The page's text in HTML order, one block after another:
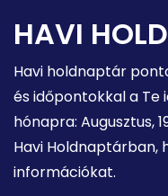
HAVI
Havi holdnaptár
és időpontokkal a Te
hónapra: Augusztus,
Havi Holdnaptárban,
információkat.